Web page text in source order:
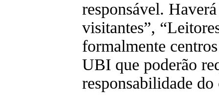
responsável.
visitantes”,
formalmente
UBI que poderão
responsabilidade